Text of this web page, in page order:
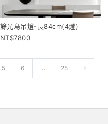
餘光島吊燈-長84cm(4燈)
7800
5 6 ... 25